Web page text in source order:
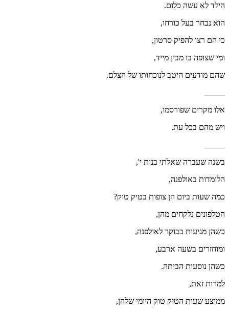
הילד לא עשה כלום.
הוא נבחר בעל כורחו,
כי הם רצו להפיק סרטון,
ומי שצופה בו מבין מייד,
שהם מודעים היטב לנוכחותו של הצלם.
אלו מקרים שפורסמו,
ויש מהם בכל עת.
בשנה שעברה שאלתי בנות י',
הלומדות באולפנה,
כמה שעות ביום הן צופות בטיק טוק?
הטלפונים נלקחים מהן,
כשהן מגיעות בבוקר לאולפנה,
ומוחזרים בשעה ארבע,
כשהן נוסעות הביתה.
למרות זאת,
ממוצע שעות הטיק טוק היומי שלהן,